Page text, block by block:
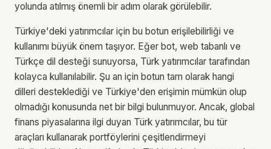
yolunda atılmış önemli bir adım olarak görülebilir.
Türkiye'deki yatırımcılar için bu botun erişilebilirliği ve
kullanımı büyük önem taşıyor. Eğer bot, web tabanlı ve
Türkçe dil desteği sunuyorsa, Türk yatırımcılar tarafından
kolayca kullanılabilir. Şu an için botun tam olarak hangi
dilleri desteklediği ve Türkiye'den erişimin mümkün olup
olmadığı konusunda net bir bilgi bulunmuyor. Ancak, global
finans piyasalarına ilgi duyan Türk yatırımcılar, bu tür
araçları kullanarak portföylerini çeşitlendirmeyi